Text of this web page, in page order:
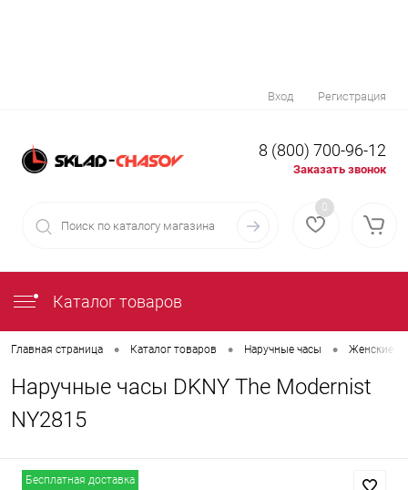
Вход Регистрация
8 (800) 700-96-12
Заказать звонок
0
Каталог товаров
Главная страница • Каталог товаров • Наручные часы • Женские
Наручные часы DKNY The Modernist
NY2815
Бесплатная доставка